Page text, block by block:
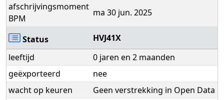
afschrijvingsmoment
BPM
ma 30 jun. 2025
Status
HVJ41X
leeftijd
0 jaren en 2 maanden
geëxporteerd
nee
wacht op keuren
Geen verstrekking in Open Data